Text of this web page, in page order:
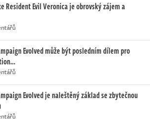
Resident Evil Veronica je obrovský zájem a
Evolved může být posledním dílem pro
Evolved je naleštěný základ se zbytečnou